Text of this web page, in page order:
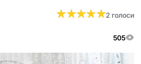
505
★★★★★
★★★★★2 голоси